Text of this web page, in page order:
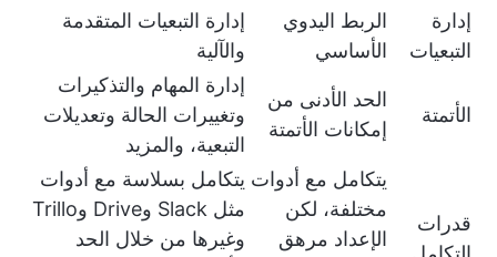
إدارة
التبعيات
الربط اليدوي
الأساسي
إدارة التبعيات المتقدمة
والآلية
الأتمتة
الحد الأدنى من
إمكانات الأتمتة
إدارة المهام والتذكيرات
وتغييرات الحالة وتعديلات
التبعية، والمزيد
قدرات
يتكامل مع أدوات
مختلفة، لكن
الإعداد مرهق
يتكامل بسلاسة مع أدوات
مثل Slack وDrive وTrillo
وغيرها من خلال الحد